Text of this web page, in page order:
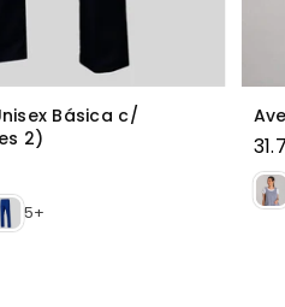
Colores Básico